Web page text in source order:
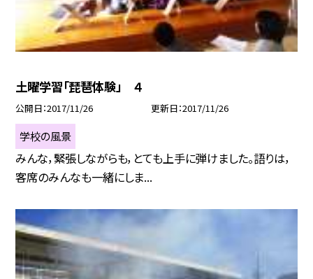
土曜学習「琵琶体験」 ４
公開日 2017/11/26 更新日 2017/11/26
学校の風景
みんな，緊張しながらも，とても上手に弾けました。語りは，
客席のみんなも一緒にしま...